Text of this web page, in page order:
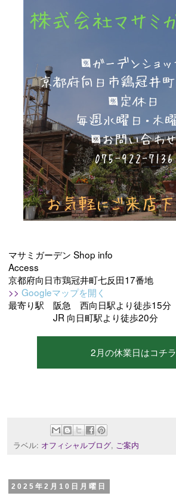
マサミガーデン Shop info
Access
京都府向日市鶏冠井町七反田17番地
>> Googleマップを開く
最寄り駅 阪急 西向日駅より徒歩15分
JR 向日町駅より徒歩20分
2月の休業日はコチラ
ラベル: オフィシャルブログ, ご案内
2025年2月10日月曜日